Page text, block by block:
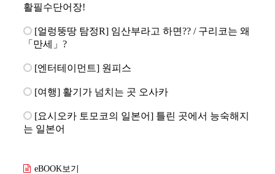
활필수단어장!
[얼렁뚱땅 탐정R] 임산부라고 하면?? / 구리코는 왜
「만세」?
[엔터테이먼트] 원피스
[여행] 활기가 넘치는 곳 오사카
[요시오카 토모코의 일본어] 틀린 곳에서 능숙해지
는 일본어
eBOOK보기